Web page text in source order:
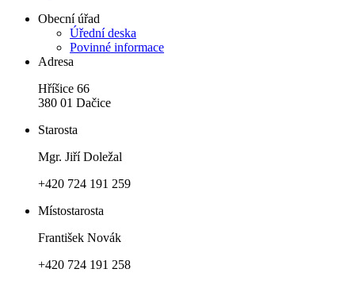
Obecní úřad
Úřední deska
Povinné informace
Adresa
Hříšice 66
380 01 Dačice
Starosta
Mgr. Jiří Doležal
+420 724 191 259
Místostarosta
František Novák
+420 724 191 258